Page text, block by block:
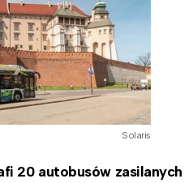
Solaris
20 autobusów zasilanych